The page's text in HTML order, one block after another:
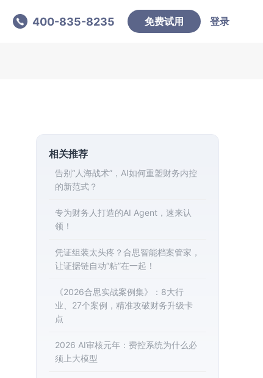
400-835-8235 免费试用 登录
相关推荐
告别“人海战术”，AI如何重塑财务内控
的新范式？
专为财务人打造的AI Agent，速来认
领！
凭证组装太头疼？合思智能档案管家，
让证据链自动“粘”在一起！
《2026合思实战案例集》：8大行
业、27个案例，精准攻破财务升级卡
点
2026 AI审核元年：费控系统为什么必
须上大模型